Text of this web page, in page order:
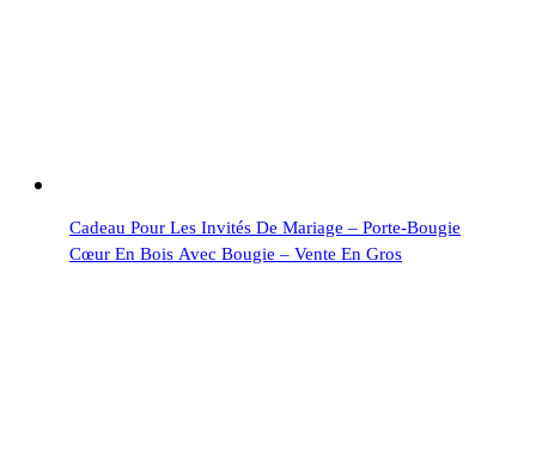
Cadeau Pour Les Invités De Mariage – Porte-Bougie
Cœur En Bois Avec Bougie – Vente En Gros